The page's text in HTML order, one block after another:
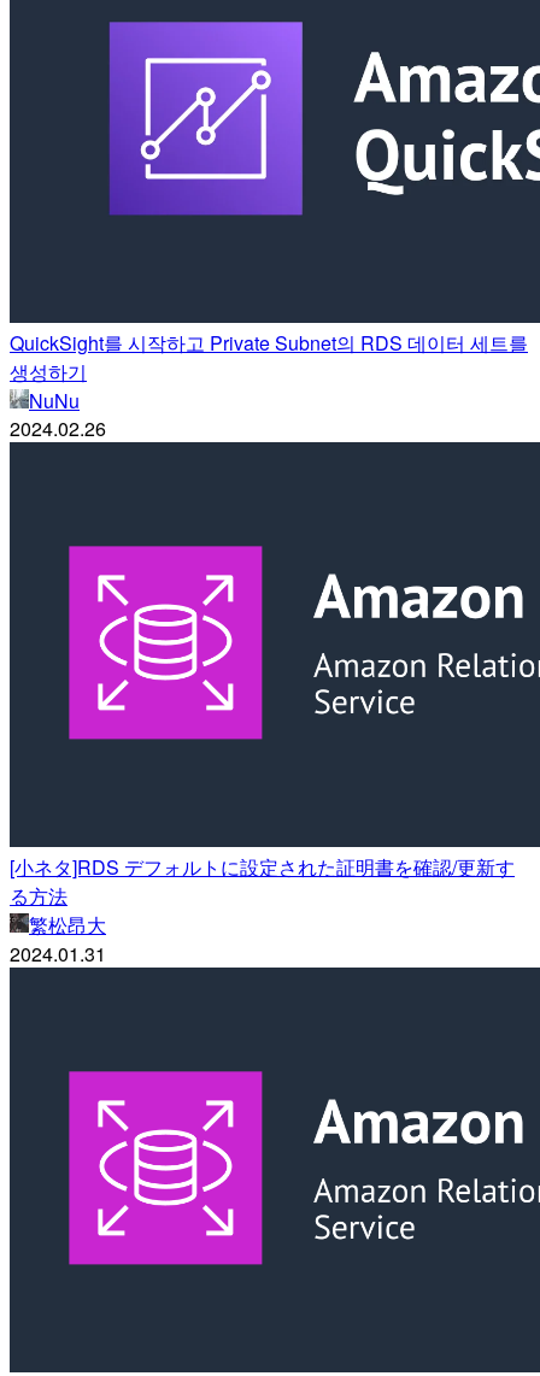
QuickSight를 시작하고 Private Subnet의 RDS 데이터 세트를
생성하기
NuNu
2024.02.26
[小ネタ]RDS デフォルトに設定された証明書を確認/更新す
る方法
繁松昂大
2024.01.31